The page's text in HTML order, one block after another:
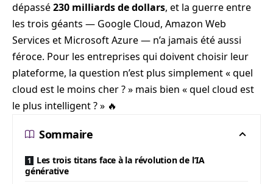
dépassé230 milliards de dollars, et la guerre entre
les trois géants — Google Cloud, Amazon Web
Services et Microsoft Azure — n’a jamais été aussi
féroce. Pour les entreprises qui doivent choisir leur
plateforme, la question n’est plus simplement « quel
cloud est le moins cher ? » mais bien « quel cloud est
le plus intelligent ? » 🔥
Sommaire
Les trois titans face à la révolution de l’IA
générative